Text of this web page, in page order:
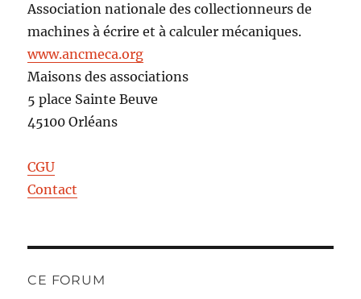
Association nationale des collectionneurs de
machines à écrire et à calculer mécaniques.
www.ancmeca.org
Maisons des associations
5 place Sainte Beuve
45100 Orléans
CGU
Contact
CE FORUM